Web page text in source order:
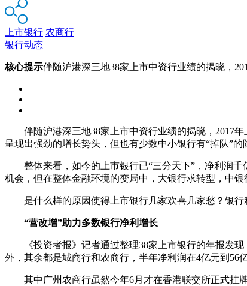
上市银行 农商行
银行动态
核心提示伴随沪港深三地38家上市中资行业绩的揭晓，
伴随沪港深三地38家上市中资行业绩的揭晓，2017年
呈现出强劲的增长势头，但也有少数中小银行有“掉队”的
整体来看，如今的上市银行已“三分天下”，净利润千
机会，但在整体金融环境的变局中，大银行求转型，中
是什么样的原因使得上市银行几家欢喜几家愁？银行
“营改增”助力多数银行净利增长
《投资者报》记者通过整理38家上市银行的年报发现
外，其余都是城商行和农商行，半年净利润在4亿元到56
其中广州农商行虽然今年6月才在香港联交所正式挂牌